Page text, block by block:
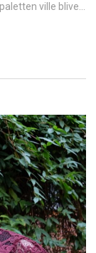
ville blive...